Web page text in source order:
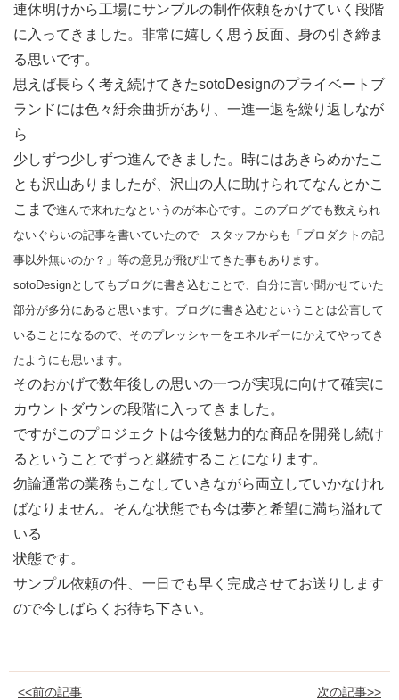
連休明けから工場にサンプルの制作依頼をかけていく段階
に入ってきました。非常に嬉しく思う反面、身の引き締ま
る思いです。
思えば長らく考え続けてきたsotoDesignのプライベートブ
ランドには色々紆余曲折があり、一進一退を繰り返しなが
ら
少しずつ少しずつ進んできました。時にはあきらめかたこ
とも沢山ありましたが、沢山の人に助けられてなんとかこ
こまで進んで来れたなというのが本心です。このブログでも数えられ
ないぐらいの記事を書いていたので スタッフからも「プロダクトの記
事以外無いのか？」等の意見が飛び出てきた事もあります。
sotoDesignとしてもブログに書き込むことで、自分に言い聞かせていた
部分が多分にあると思います。ブログに書き込むということは公言して
いることになるので、そのプレッシャーをエネルギーにかえてやってき
たようにも思います。
そのおかげで数年後しの思いの一つが実現に向けて確実に
カウントダウンの段階に入ってきました。
ですがこのプロジェクトは今後魅力的な商品を開発し続け
るということでずっと継続することになります。
勿論通常の業務もこなしていきながら両立していかなけれ
ばなりません。そんな状態でも今は夢と希望に満ち溢れて
いる
状態です。
サンプル依頼の件、一日でも早く完成させてお送りします
ので今しばらくお待ち下さい。
<<前の記事 次の記事>>